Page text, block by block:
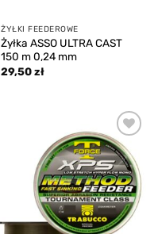
ŻYŁKI FEEDEROWE
Żyłka ASSO ULTRA CAST
150 m 0,24 mm
29,50zł
Add to
wishlist